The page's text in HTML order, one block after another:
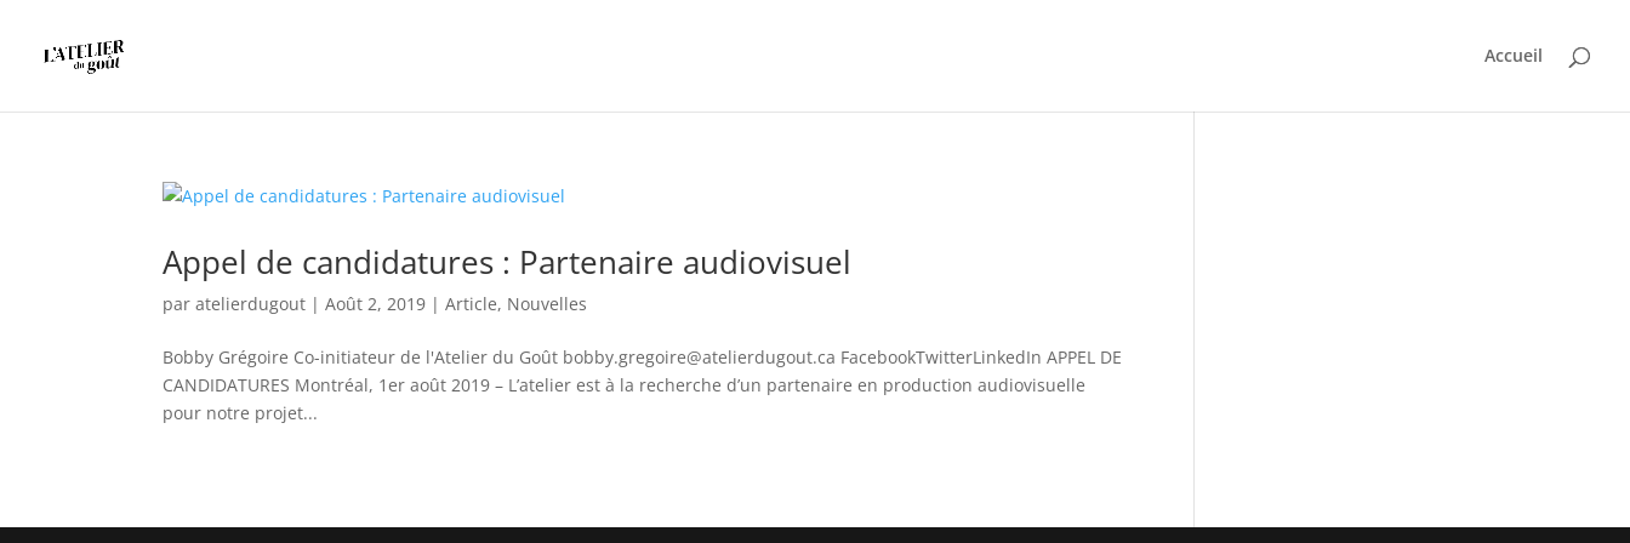
Accueil
Appel de candidatures : Partenaire audiovisuel
paratelierdugout |Août 2, 2019 |Article, Nouvelles
Bobby Grégoire Co-initiateur de l'Atelier du Goût bobby.gregoire@atelierdugout.ca FacebookTwitterLinkedIn APPEL DE
CANDIDATURES Montréal, 1er août 2019 – L’atelier est à la recherche d’un partenaire en production audiovisuelle
pour notre projet...